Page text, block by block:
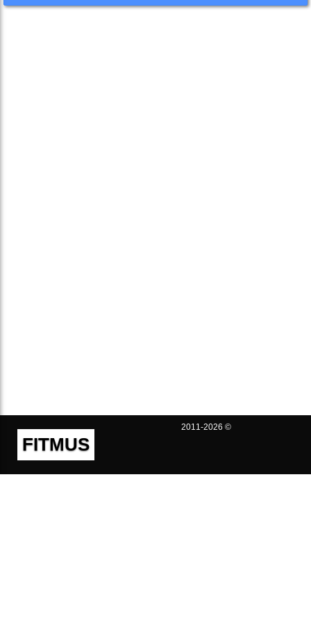
FITMUS
2011-2026 ©